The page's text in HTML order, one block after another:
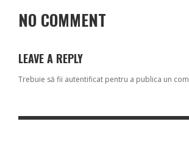
NO COMMENT
LEAVE A REPLY
Trebuie să fii autentificat pentru a publica un